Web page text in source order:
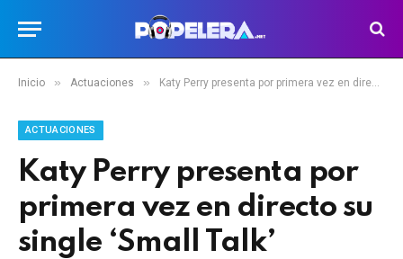
Inicio » Actuaciones » Katy Perry presenta por primera vez en directo su single ‘Small Talk’
ACTUACIONES
Katy Perry presenta por
primera vez en directo su
single ‘Small Talk’